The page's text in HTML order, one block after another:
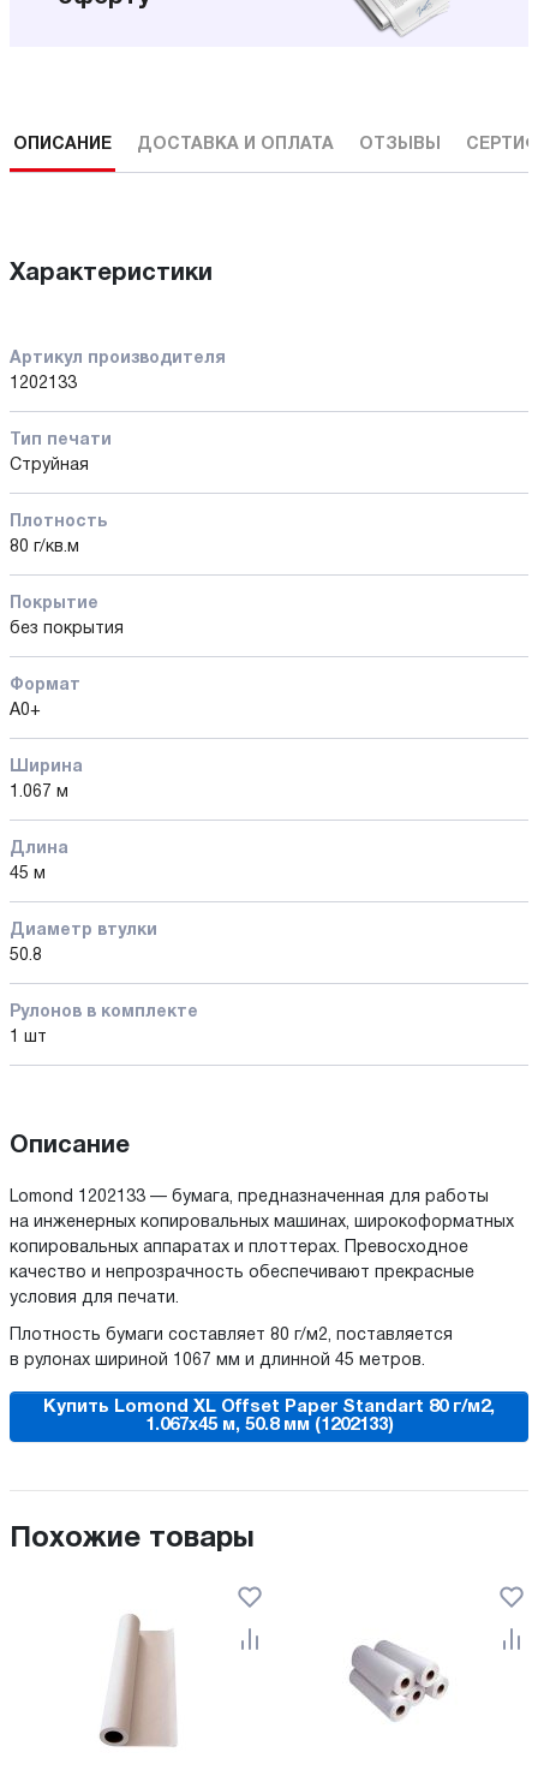
ОПИСАНИЕ ДОСТАВКА И ОПЛАТА ОТЗЫВЫ
Характеристики
Артикул производителя
1202133
Тип печати
Струйная
Плотность
80 г/кв.м
Покрытие
без покрытия
Формат
A0+
Ширина
1.067 м
Длина
45 м
Диаметр втулки
50.8
Рулонов в комплекте
1 шт
Описание
Lomond 1202133 — бумага, предназначенная для работы
на инженерных копировальных машинах, широкоформатных
копировальных аппаратах и плоттерах. Превосходное
качество и непрозрачность обеспечивают прекрасные
условия для печати.
Плотность бумаги составляет 80 г/м2, поставляется
в рулонах шириной 1067 мм и длинной 45 метров.
Купить Lomond XL Offset Paper Standart 80 г/м2,
1.067x45 м, 50.8 мм (1202133)
Похожие товары